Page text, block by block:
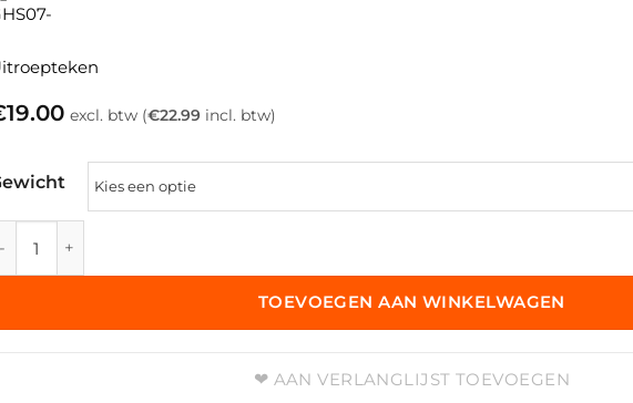
19.00 excl. btw (€22.99 incl. btw)
TOEVOEGEN AAN WINKELWAGEN
AAN VERLANGLIJST TOEVOEGEN